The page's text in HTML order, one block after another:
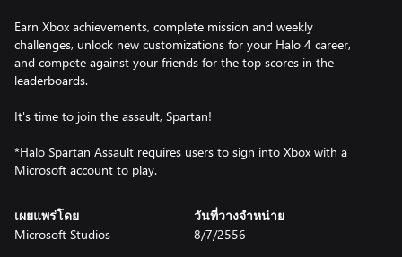
Earn Xbox achievements, complete mission and weekly
challenges, unlock new customizations for your Halo 4 career,
and compete against your friends for the top scores in the
leaderboards.
It's time to join the assault, Spartan!
*Halo Spartan Assault requires users to sign into Xbox with a
Microsoft account to play.
เผยแพร่โดย
Microsoft Studios
วันที่วางจำหน่าย
8/7/2556